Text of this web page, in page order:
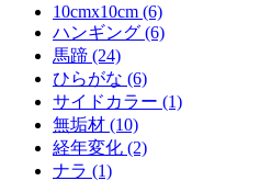
10cmx10cm (6)
ハンギング (6)
馬蹄 (24)
ひらがな (6)
サイドカラー (1)
無垢材 (10)
経年変化 (2)
ナラ (1)